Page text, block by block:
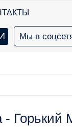
Мы в
- Горький